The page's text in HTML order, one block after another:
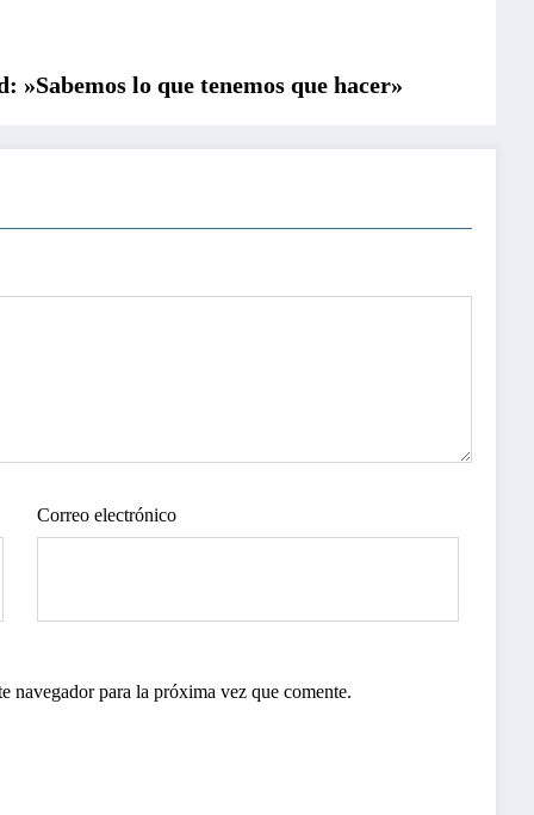
lo que tenemos que hacer»
Correo electrónico
navegador para la próxima vez que comente.